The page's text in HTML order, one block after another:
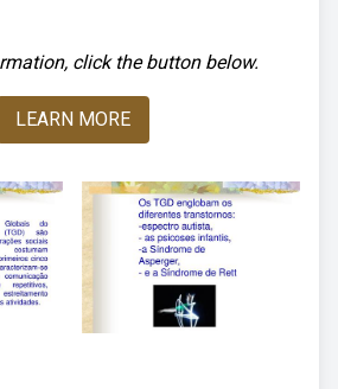
click the button below.
LEARN MORE